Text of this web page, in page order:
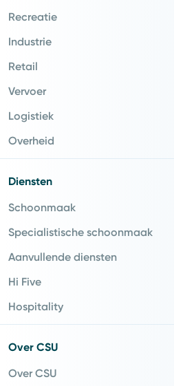
Recreatie
Industrie
Retail
Vervoer
Logistiek
Overheid
Diensten
Schoonmaak
Specialistische schoonmaak
Aanvullende diensten
Hi Five
Hospitality
Over CSU
Over CSU